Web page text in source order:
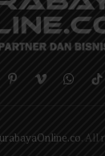
PinterestVimeo
. All